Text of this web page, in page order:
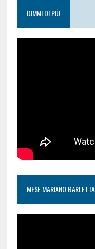
DIMMI DI PIÙ
MESE MARIANO BARLETTA